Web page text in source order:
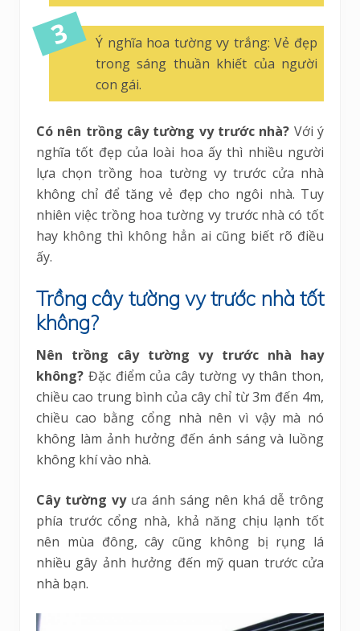
Ý nghĩa hoa tường vy trắng: Vẻ đẹp
trong sáng thuần khiết của người
con gái.
Có nên trồng cây tường vy trước nhà? Với ý
nghĩa tốt đẹp của loài hoa ấy thì nhiều người
lựa chọn trồng hoa tường vy trước cửa nhà
không chỉ để tăng vẻ đẹp cho ngôi nhà. Tuy
nhiên việc trồng hoa tường vy trước nhà có tốt
hay không thì không hẳn ai cũng biết rõ điều
ấy.
Trồng cây tường vy trước nhà tốt
không?
Nên trồng cây tường vy trước nhà hay
không? Đặc điểm của cây tường vy thân thon,
chiều cao trung bình của cây chỉ từ 3m đến 4m,
chiều cao bằng cổng nhà nên vì vậy mà nó
không làm ảnh hưởng đến ánh sáng và luồng
không khí vào nhà.
Cây tường vyưa ánh sáng nên khá dễ trông
phía trước cổng nhà, khả năng chịu lạnh tốt
nên mùa đông, cây cũng không bị rụng lá
nhiều gây ảnh hưởng đến mỹ quan trước cửa
nhà bạn.